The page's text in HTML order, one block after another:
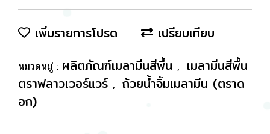
เพิ่มรายการโปรด เปรียบเทียบ
หมวดหมู่ : ผลิตภัณฑ์เมลามีนสีพื้น , เมลามีนสีพื้น
ตราฟลาวเวอร์แวร์ , ถ้วยน้ำจิ้มเมลามีน (ตราด
อก)